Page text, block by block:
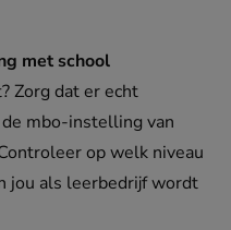
met school
Zorg dat er echt
mbo-instelling van
op welk niveau
jou als leerbedrijf wordt